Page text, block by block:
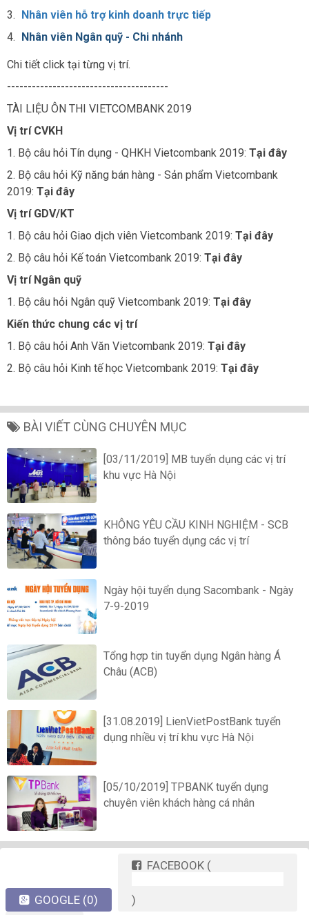
3. Nhân viên hỗ trợ kinh doanh trực tiếp
4. Nhân viên Ngân quỹ - Chi nhánh
Chi tiết click tại từng vị trí.
---------------------------------------
TÀI LIỆU ÔN THI VIETCOMBANK 2019
Vị trí CVKH
1. Bộ câu hỏi Tín dụng - QHKH Vietcombank 2019: Tại đây
2. Bộ câu hỏi Kỹ năng bán hàng - Sản phẩm Vietcombank
2019: Tại đây
Vị trí GDV/KT
1. Bộ câu hỏi Giao dịch viên Vietcombank 2019: Tại đây
2. Bộ câu hỏi Kế toán Vietcombank 2019: Tại đây
Vị trí Ngân quỹ
1. Bộ câu hỏi Ngân quỹ Vietcombank 2019: Tại đây
Kiến thức chung các vị trí
1. Bộ câu hỏi Anh Văn Vietcombank 2019: Tại đây
2. Bộ câu hỏi Kinh tế học Vietcombank 2019: Tại đây
BÀI VIẾT CÙNG CHUYÊN MỤC
[03/11/2019] MB tuyển dụng các vị trí
khu vực Hà Nội
KHÔNG YÊU CẦU KINH NGHIỆM - SCB
thông báo tuyển dụng các vị trí
Ngày hội tuyển dụng Sacombank - Ngày
7-9-2019
Tổng hợp tin tuyển dụng Ngân hàng Á
Châu (ACB)
[31.08.2019] LienVietPostBank tuyển
dụng nhiều vị trí khu vực Hà Nội
[05/10/2019] TPBANK tuyển dụng
chuyên viên khách hàng cá nhân
GOOGLE (0)
FACEBOOK (
)